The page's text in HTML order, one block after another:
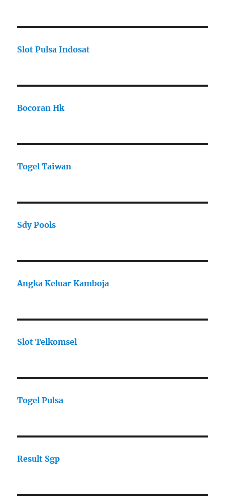
Slot Pulsa Indosat
Bocoran Hk
Togel Taiwan
Sdy Pools
Angka Keluar Kamboja
Slot Telkomsel
Togel Pulsa
Result Sgp